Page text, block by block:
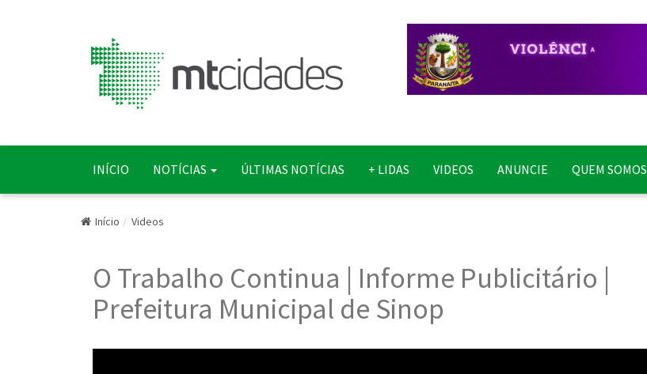
INÍCIO NOTÍCIAS ÚLTIMAS NOTÍCIAS + LIDAS VIDEOS ANUNCIE QUEM SOMOS
Início Videos
O Trabalho Continua | Informe Publicitário |
Prefeitura Municipal de Sinop